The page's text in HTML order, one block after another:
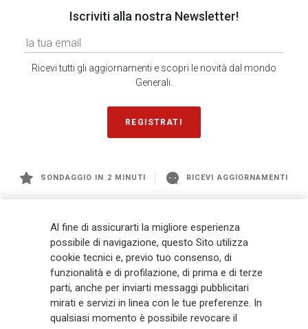
Iscriviti alla nostra Newsletter!
Ricevi tutti gli aggiornamenti e scopri le novità dal mondo
Generali.
REGISTRATI
SONDAGGIO IN 2 MINUTI RICEVI AGGIORNAMENTI
management a livello globale, con premi complessivi pari a € 98,1
miliardi e € 900 miliardi di AUM nel 2025. Fondato nel 1831, con oltre 88
mila dipendenti e 163 mila agenti che servono 75 milioni di clienti, il
Gruppo ha una posizione di leadership in Europa e una presenza
crescente in Asia e America. Al centro della strategia di Generali c'è il suo
impegno Lifetime Partner verso i clienti, realizzato attraverso soluzioni
innovative e personalizzate, un'esperienza cliente di prima classe e le sue
Al fine di assicurarti la migliore esperienza
possibile di navigazione, questo Sito utilizza
cookie tecnici e, previo tuo consenso, di
funzionalità e di profilazione, di prima e di terze
parti, anche per inviarti messaggi pubblicitari
mirati e servizi in linea con le tue preferenze. In
qualsiasi momento è possibile revocare il